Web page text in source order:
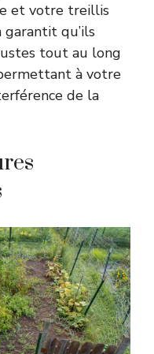
et votre treillis
qu’ils
tout au long
à votre
de la